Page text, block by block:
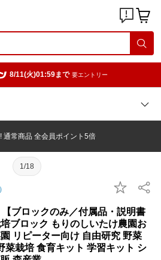
8/11(火)01:59まで 要エントリー
通常商品 全会員ポイント5倍
1/18
【ブロックのみ／付属品・説明書
ブロック もりのしいたけ農園お
リピーター向け 自由研究 野菜
菜栽培 食育キット 学習キット シ